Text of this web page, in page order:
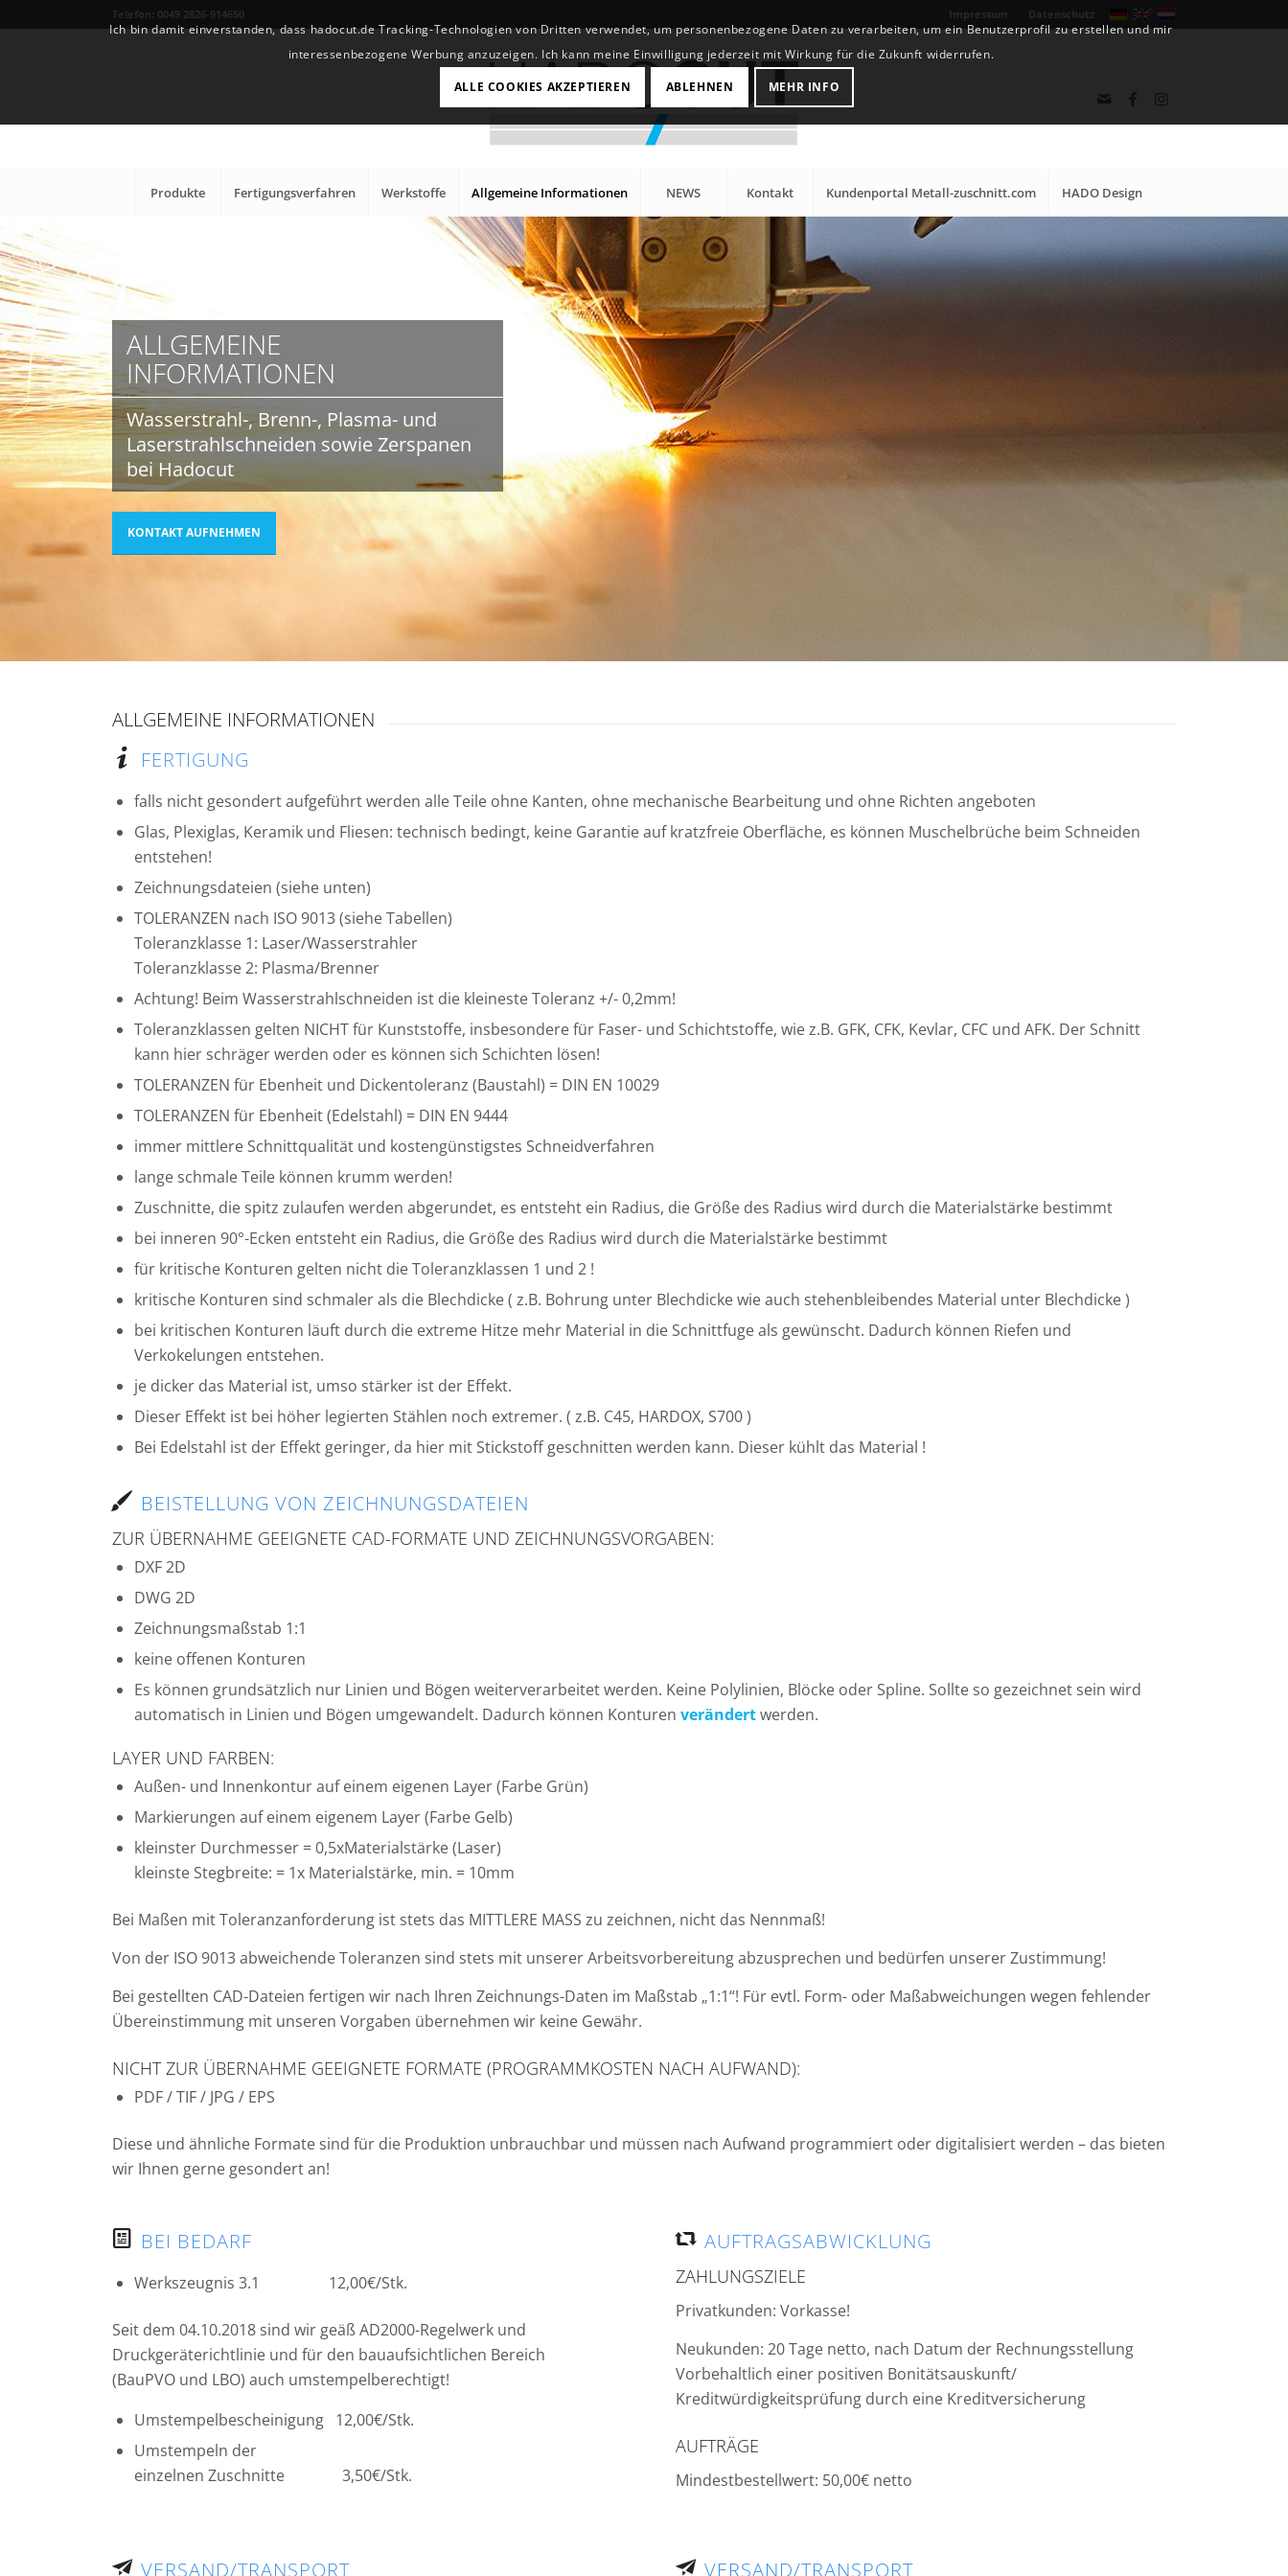
Impressum Datenschutz
Telefon: 0049 2826-914650
Produkte Fertigungsverfahren Werkstoffe Allgemeine Informationen NEWS Kontakt Kundenportal Metall-zuschnitt.com HADO Design
ALLGEMEINE
INFORMATIONEN
Wasserstrahl-, Brenn-, Plasma- und
Laserstrahlschneiden sowie Zerspanen
bei Hadocut
KONTAKT AUFNEHMEN
ALLGEMEINE INFORMATIONEN
FERTIGUNG
falls nicht gesondert aufgeführt werden alle Teile ohne Kanten, ohne mechanische Bearbeitung und ohne Richten angeboten
Glas, Plexiglas, Keramik und Fliesen: technisch bedingt, keine Garantie auf kratzfreie Oberfläche, es können Muschelbrüche beim Schneiden
entstehen!
Zeichnungsdateien (siehe unten)
TOLERANZEN nach ISO 9013 (siehe Tabellen)
Toleranzklasse 1: Laser/Wasserstrahler
Toleranzklasse 2: Plasma/Brenner
Achtung! Beim Wasserstrahlschneiden ist die kleineste Toleranz +/- 0,2mm!
Toleranzklassen gelten NICHT für Kunststoffe, insbesondere für Faser- und Schichtstoffe, wie z.B. GFK, CFK, Kevlar, CFC und AFK. Der Schnitt
kann hier schräger werden oder es können sich Schichten lösen!
TOLERANZEN für Ebenheit und Dickentoleranz (Baustahl) = DIN EN 10029
TOLERANZEN für Ebenheit (Edelstahl) = DIN EN 9444
immer mittlere Schnittqualität und kostengünstigstes Schneidverfahren
lange schmale Teile können krumm werden!
Zuschnitte, die spitz zulaufen werden abgerundet, es entsteht ein Radius, die Größe des Radius wird durch die Materialstärke bestimmt
bei inneren 90°-Ecken entsteht ein Radius, die Größe des Radius wird durch die Materialstärke bestimmt
für kritische Konturen gelten nicht die Toleranzklassen 1 und 2 !
kritische Konturen sind schmaler als die Blechdicke ( z.B. Bohrung unter Blechdicke wie auch stehenbleibendes Material unter Blechdicke )
bei kritischen Konturen läuft durch die extreme Hitze mehr Material in die Schnittfuge als gewünscht. Dadurch können Riefen und
Verkokelungen entstehen.
je dicker das Material ist, umso stärker ist der Effekt.
Dieser Effekt ist bei höher legierten Stählen noch extremer. ( z.B. C45, HARDOX, S700 )
Bei Edelstahl ist der Effekt geringer, da hier mit Stickstoff geschnitten werden kann. Dieser kühlt das Material !
BEISTELLUNG VON ZEICHNUNGSDATEIEN
ZUR ÜBERNAHME GEEIGNETE CAD-FORMATE UND ZEICHNUNGSVORGABEN:
DXF 2D
DWG 2D
Zeichnungsmaßstab 1:1
keine offenen Konturen
Es können grundsätzlich nur Linien und Bögen weiterverarbeitet werden. Keine Polylinien, Blöcke oder Spline. Sollte so gezeichnet sein wird
automatisch in Linien und Bögen umgewandelt. Dadurch können Konturenverändertwerden.
LAYER UND FARBEN:
Außen- und Innenkontur auf einem eigenen Layer (Farbe Grün)
Markierungen auf einem eigenem Layer (Farbe Gelb)
kleinster Durchmesser = 0,5xMaterialstärke (Laser)
kleinste Stegbreite: = 1x Materialstärke, min. = 10mm
Bei Maßen mit Toleranzanforderung ist stets das MITTLERE MASS zu zeichnen, nicht das Nennmaß!
Von der ISO 9013 abweichende Toleranzen sind stets mit unserer Arbeitsvorbereitung abzusprechen und bedürfen unserer Zustimmung!
Bei gestellten CAD-Dateien fertigen wir nach Ihren Zeichnungs-Daten im Maßstab „1:1“! Für evtl. Form- oder Maßabweichungen wegen fehlender
Übereinstimmung mit unseren Vorgaben übernehmen wir keine Gewähr.
NICHT ZUR ÜBERNAHME GEEIGNETE FORMATE (PROGRAMMKOSTEN NACH AUFWAND):
PDF / TIF / JPG / EPS
Diese und ähnliche Formate sind für die Produktion unbrauchbar und müssen nach Aufwand programmiert oder digitalisiert werden – das bieten
wir Ihnen gerne gesondert an!
BEI BEDARF
Werkszeugnis 3.1 12,00€/Stk.
Seit dem 04.10.2018 sind wir geäß AD2000-Regelwerk und
Druckgeräterichtlinie und für den bauaufsichtlichen Bereich
(BauPVO und LBO) auch umstempelberechtigt!
Umstempelbescheinigung 12,00€/Stk.
Umstempeln der
einzelnen Zuschnitte 3,50€/Stk.
AUFTRAGSABWICKLUNG
ZAHLUNGSZIELE
Privatkunden: Vorkasse!
Neukunden: 20 Tage netto, nach Datum der Rechnungsstellung
Vorbehaltlich einer positiven Bonitätsauskunft/
Kreditwürdigkeitsprüfung durch eine Kreditversicherung
AUFTRÄGE
Mindestbestellwert: 50,00€ netto
VERSAND/TRANSPORT VERSAND/TRANSPORT
Ich bin damit einverstanden, dass hadocut.de Tracking-Technologien von Dritten verwendet, um personenbezogene Daten zu verarbeiten, um ein Benutzerprofil zu erstellen und mir
interessenbezogene Werbung anzuzeigen. Ich kann meine Einwilligung jederzeit mit Wirkung für die Zukunft widerrufen.
ALLE COOKIES AKZEPTIEREN ABLEHNEN MEHR INFO